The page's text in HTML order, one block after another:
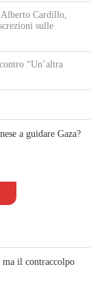
Cardillo,
sulle
“Un’altra
a guidare Gaza?
ma il contraccolpo